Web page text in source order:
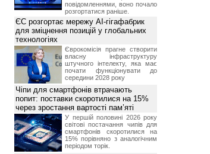
повідомленнями, воно почало
розгортатися раніше.
ЄС розгортає мережу AI-гігафабрик
для зміцнення позицій у глобальних
технологіях
Єврокомісія прагне створити
власну інфраструктуру
штучного інтелекту, яка має
почати функціонувати до
середини 2028 року
Чіпи для смартфонів втрачають
попит: поставки скоротилися на 15%
через зростання вартості пам’яті
У першій половині 2026 року
світові постачання чипів для
смартфонів скоротилися на
15% порівняно з аналогічним
періодом торік.